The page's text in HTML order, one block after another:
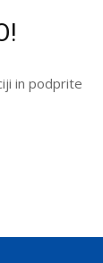
in podprite